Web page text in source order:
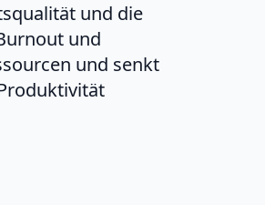
und die
und
und senkt